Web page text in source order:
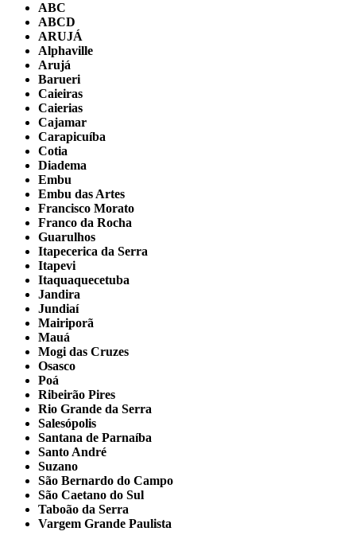
ABC
ABCD
ARUJÁ
Alphaville
Arujá
Barueri
Caieiras
Caierias
Cajamar
Carapicuíba
Cotia
Diadema
Embu
Embu das Artes
Francisco Morato
Franco da Rocha
Guarulhos
Itapecerica da Serra
Itapevi
Itaquaquecetuba
Jandira
Jundiaí
Mairiporã
Mauá
Mogi das Cruzes
Osasco
Poá
Ribeirão Pires
Rio Grande da Serra
Salesópolis
Santana de Parnaíba
Santo André
Suzano
São Bernardo do Campo
São Caetano do Sul
Taboão da Serra
Vargem Grande Paulista